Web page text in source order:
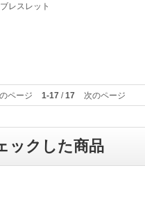
レスレット
ページ 1-17 /17 次のページ
ックした商品